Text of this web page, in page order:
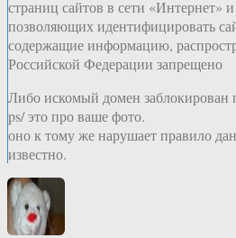
страниц сайтов в сети «Интернет»
позволяющих идентифицировать
содержащие информацию,
Российской Федерации запрещено
Либо искомый домен заблокирован
ps/ это про ваше фото.
оно к тому же нарушает правило
известно.